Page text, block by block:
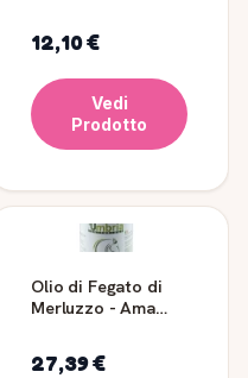
12,10 €
Vedi
Prodotto
Olio di Fegato di
Merluzzo - Ama
27,39 €